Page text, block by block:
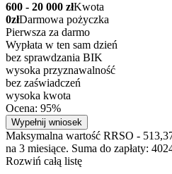
600 - 20 000 złKwota
0złDarmowa pożyczka
Pierwsza za darmo
Wypłata w ten sam dzień
bez sprawdzania BIK
wysoka przyznawalność
bez zaświadczeń
wysoka kwota
Ocena: 95%
Wypełnij wniosek
Maksymalna wartość RRSO -
na 3 miesiące. Suma do zapłaty:
Rozwiń całą listę